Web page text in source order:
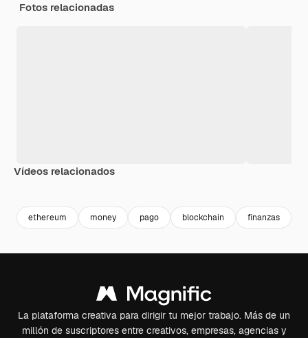
Fotos relacionadas
Vídeos relacionados
ethereum money pago blockchain finanzas
La plataforma creativa para dirigir tu mejor trabajo. Más de un
millón de suscriptores entre creativos, empresas, agencias y